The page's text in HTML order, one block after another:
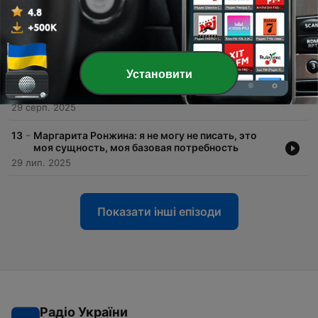
15 - Дмитрий Москвин: невозможно исследовать
город, не побывав в нем
14 - Дарья Золотова: литфак, писательские
марафоны и бета-ридинг или где взять денег
молодой писательнице
29 серп. 2025
13 - Маргарита Ронжина: я не могу не писать, это
моя сущность, моя базовая потребность
29 лип. 2025
Показати інші епізоди
Радіо України
Установити